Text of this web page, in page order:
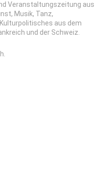
Veranstaltungszeitung aus
Musik, Tanz,
aus dem
und der Schweiz.